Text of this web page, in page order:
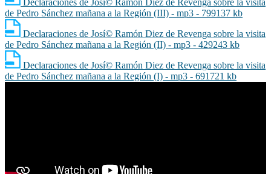
de Pedro Sánchez mañana a la Región (III) - mp3 - 799137 kb
Declaraciones de Josí© Ramón Diez de Revenga sobre la visita
de Pedro Sánchez mañana a la Región (II) - mp3 - 429243 kb
Declaraciones de Josí© Ramón Diez de Revenga sobre la visita
de Pedro Sánchez mañana a la Región (I) - mp3 - 691721 kb